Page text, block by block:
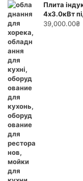
Плита
4х3.0кВт
39,000.00₴